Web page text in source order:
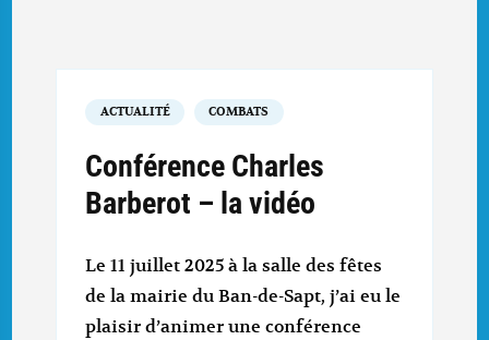
ACTUALITÉ COMBATS
Conférence Charles
Barberot – la vidéo
Le 11 juillet 2025 à la salle des fêtes
de la mairie du Ban-de-Sapt, j’ai eu le
plaisir d’animer une conférence